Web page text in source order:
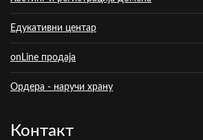
Едукативни центар
onLine продаја
Ордера - наручи храну
Контакт